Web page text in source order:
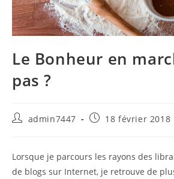
Le Bonheur en
pas ?
Auteur/autrice
publication :
admin7447
Publication
18 février 2018
Lorsque je parcours les rayons des
de blogs sur Internet, je retrouve de